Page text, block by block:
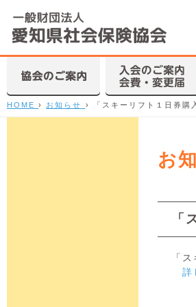
HOME › お知らせ › 「スキーリフト１日券
お
「
「
詳